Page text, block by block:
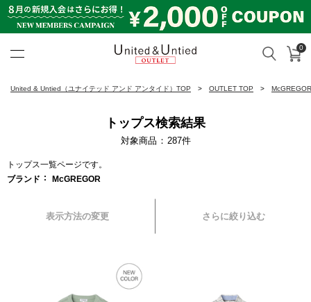
検索 カ
0
United & Untied（ユナイテッド アンド アンタイド）TOP OUTLET TOP
トップス検索結果
対象商品 287件
トップス一覧ページです。
ブランド
McGREGOR
表示方法の変更 さらに絞り込む